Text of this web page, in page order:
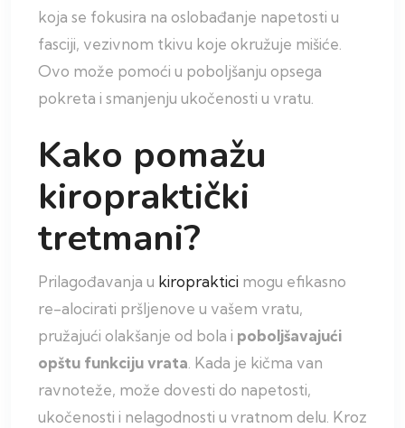
koja se fokusira na oslobađanje napetosti u
fasciji, vezivnom tkivu koje okružuje mišiće.
Ovo može pomoći u poboljšanju opsega
pokreta i smanjenju ukočenosti u vratu.
Kako pomažu
kiropraktički
tretmani?
Prilagođavanja u kiropraktici mogu efikasno
re-alocirati pršljenove u vašem vratu,
pružajući olakšanje od bola i poboljšavajući
opštu funkciju vrata . Kada je kičma van
ravnoteže, može dovesti do napetosti,
ukočenosti i nelagodnosti u vratnom delu. Kroz